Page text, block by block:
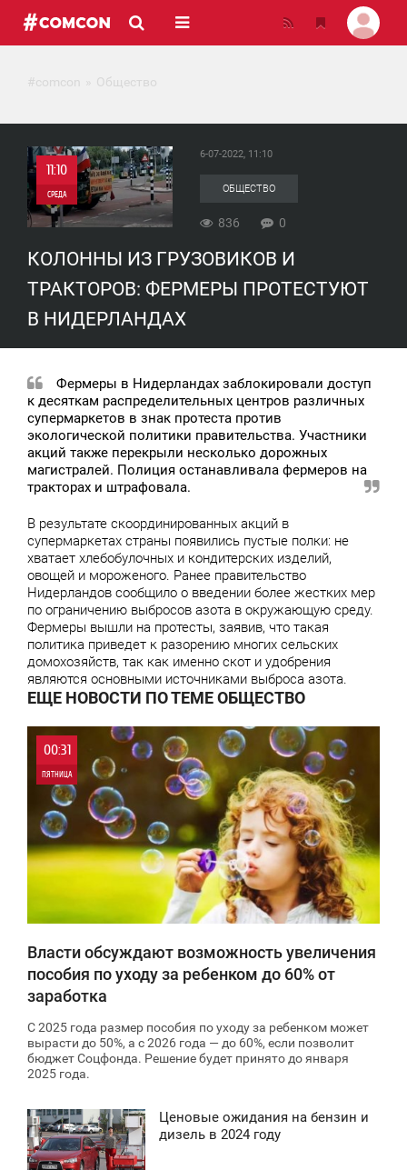
#comcon Общество
11:10
СРЕДА
0
6-07-2022, 11:10
ОБЩЕСТВО
836 0
КОЛОННЫ ИЗ ГРУЗОВИКОВ И
ТРАКТОРОВ: ФЕРМЕРЫ ПРОТЕСТУЮТ
В НИДЕРЛАНДАХ
Фермеры в Нидерландах заблокировали доступ
к десяткам распределительных центров различных
супермаркетов в знак протеста против
экологической политики правительства. Участники
акций также перекрыли несколько дорожных
магистралей. Полиция останавливала фермеров на
тракторах и штрафовала.
В результате скоординированных акций в
супермаркетах страны появились пустые полки: не
хватает хлебобулочных и кондитерских изделий,
овощей и мороженого. Ранее правительство
Нидерландов сообщило о введении более жестких мер
по ограничению выбросов азота в окружающую среду.
Фермеры вышли на протесты, заявив, что такая
политика приведет к разорению многих сельских
домохозяйств, так как именно скот и удобрения
являются основными источниками выброса азота.
ЕЩЕ НОВОСТИ ПО ТЕМЕ ОБЩЕСТВО
00:31
ПЯТНИЦА
0
1 998
Власти обсуждают возможность увеличения
пособия по уходу за ребенком до 60% от
заработка
С 2025 года размер пособия по уходу за ребенком может
вырасти до 50%, а с 2026 года — до 60%, если позволит
бюджет Соцфонда. Решение будет принято до января
2025 года.
Ценовые ожидания на бензин и
дизель в 2024 году